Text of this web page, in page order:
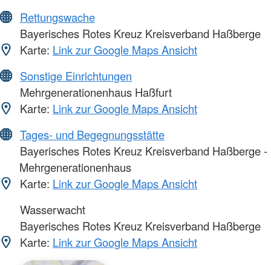
Rettungswache
Bayerisches Rotes Kreuz Kreisverband Haßberge
Karte: Link zur Google Maps Ansicht
Sonstige Einrichtungen
Mehrgenerationenhaus Haßfurt
Karte: Link zur Google Maps Ansicht
Tages- und Begegnungsstätte
Bayerisches Rotes Kreuz Kreisverband Haßberge -
Mehrgenerationenhaus
Karte: Link zur Google Maps Ansicht
Wasserwacht
Bayerisches Rotes Kreuz Kreisverband Haßberge
Karte: Link zur Google Maps Ansicht